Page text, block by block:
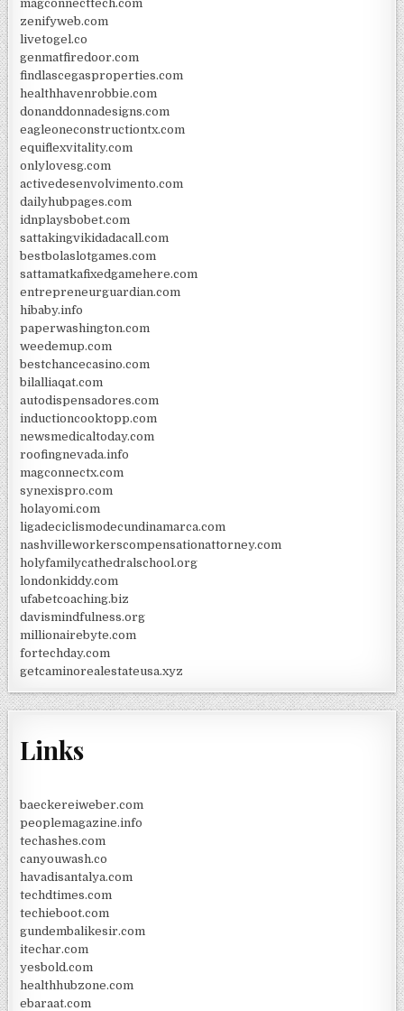
magconnecttech.com
zenifyweb.com
livetogel.co
genmatfiredoor.com
findlascegasproperties.com
healthhavenrobbie.com
donanddonnadesigns.com
eagleoneconstructiontx.com
equiflexvitality.com
onlylovesg.com
activedesenvolvimento.com
dailyhubpages.com
idnplaysbobet.com
sattakingvikidadacall.com
bestbolaslotgames.com
sattamatkafixedgamehere.com
entrepreneurguardian.com
hibaby.info
paperwashington.com
weedemup.com
bestchancecasino.com
bilalliaqat.com
autodispensadores.com
inductioncooktopp.com
newsmedicaltoday.com
roofingnevada.info
magconnectx.com
synexispro.com
holayomi.com
ligadeciclismodecundinamarca.com
nashvilleworkerscompensationattorney.com
holyfamilycathedralschool.org
londonkiddy.com
ufabetcoaching.biz
davismindfulness.org
millionairebyte.com
fortechday.com
getcaminorealestateusa.xyz
Links
baeckereiweber.com
peoplemagazine.info
techashes.com
canyouwash.co
havadisantalya.com
techdtimes.com
techieboot.com
gundembalikesir.com
itechar.com
yesbold.com
healthhubzone.com
ebaraat.com